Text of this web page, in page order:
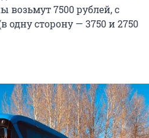
возьмут 7500 рублей, с
одну сторону — 3750 и 2750